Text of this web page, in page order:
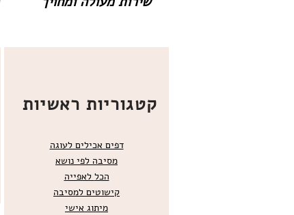
קטגוריות ראשיות
דפים אכילים לעוגה
מסיבה לפי נושא
הכל לאפייה
קישוטים למסיבה
מיתוג אישי